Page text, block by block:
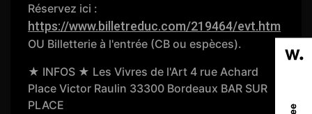
Réservez ici :
https://www.billetreduc.com/219464/evt.htm
OU Billetterie à l'entrée (CB ou espèces).
★ INFOS ★ Les Vivres de l'Art 4 rue Achard
Place Victor Raulin 33300 Bordeaux BAR SUR
PLACE